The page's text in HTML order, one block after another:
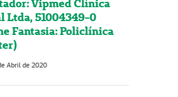
Vipmed Clínica
Ltda, 51004349-0
Fantasia: Policlínica
Abril de 2020